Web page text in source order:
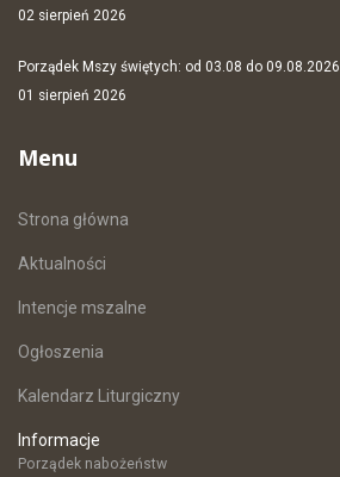
02 sierpień 2026
Porządek Mszy świętych: od 03.08 do 09.08.2026
01 sierpień 2026
Menu
Strona główna
Aktualności
Intencje mszalne
Ogłoszenia
Kalendarz Liturgiczny
Informacje
Porządek nabożeństw